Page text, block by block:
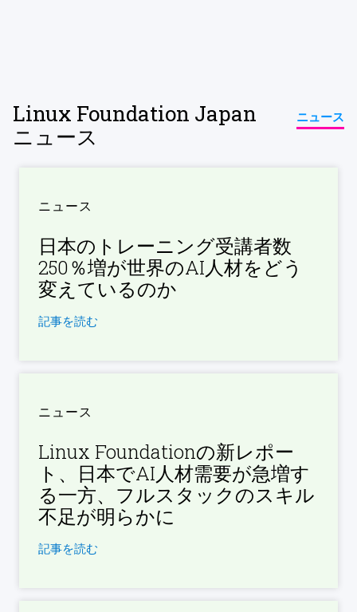
Linux Foundation Japan
ニュース
ニュース
ニュース
日本のトレーニング受講者数
250％増が世界のAI人材をどう
変えているのか
記事を読む
ニュース
Linux Foundationの新レポー
ト、日本でAI人材需要が急増す
る一方、フルスタックのスキル
不足が明らかに
記事を読む